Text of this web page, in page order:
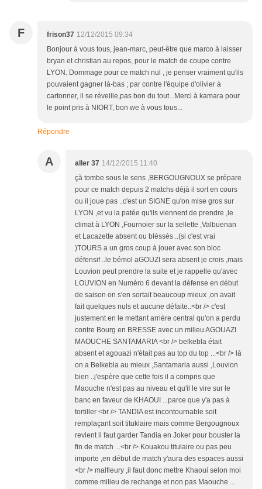
F frison37 12/12/2015 09:34
Bonjour à vous tous, jean-marc, peut-être que marco à laisser
bryan et christian au repos, pour le match de coupe contre
LYON. Dommage pour ce match nul , je penser vraiment qu'ils
pouvaient gagner là-bas ; par contre l'équipe d'olivier à
cartonner, il se réveille,pas bon du tout...Merci à kamara pour
le point pris à NIORT, bon we à vous tous...
Répondre
A aller 37 14/12/2015 11:40
çà tombe sous le sens ,BERGOUGNOUX se prépare
pour ce match depuis 2 matchs déjà il sort en cours
ou il joue pas ..c'est un SIGNE qu'on mise gros sur
LYON ,et vu la patée qu'ils viennent de prendre ,le
climat à LYON ,Fournoier sur la sellette ,Valbuenan
et Lacazette absent ou bléssés ..(si c'est vrai
)TOURS a un gros coup à jouer avec son bloc
défensif ..le bémol aGOUZI sera absent je crois ,mais
Louvion peut prendre la suite et je rappelle qu'avec
LOUVION en Numéro 6 devant la défense en début
de saison on s'en sortait beaucoup mieux ,on avait
fait quelques nuls et aucune défaite..<br /> c'est
justement en le mettant arrière central qu'on a perdu
contre Bourg en BRESSE avec un milieu AGOUAZI
MAOUCHE SANTAMARIA <br /> belkebla était
absent et agouazi n'était pas au top du top ...<br /> là
on a Belkebla au mieux ,Santamaria aussi ,Louvion
bien ..j'espère que cette fois il a compris que
Maouche n'est pas au niveau et qu'il le vire sur le
banc en faveur de KHAOUI ...parce que y'a pas à
tortiller <br /> TANDIA est incontournable soit
remplaçant soit tituklaire mais comme Bergougnoux
revient il faut garder Tandia en Joker pour bouster la
fin de match ...<br /> Kouakou titulaire ou pas peu
importe ,en début de match y'aura des espaces aussi
<br /> malfleury ,il faut donc mettre Khaoui selon moi
comme milieu de rechange et non pas Maouche ...